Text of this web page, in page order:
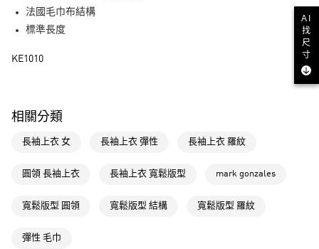
每筆NT$80，滿NT$1,500(含以上)免運費
每筆NT$80，滿NT$1,500(含以上)免運費
萊爾富取貨付款
付款後萊爾富取貨
每筆NT$80，滿NT$1,500(含以上)免運費
法國毛巾布結構
標準長度
KE1010
相關分類
長袖上衣 女 長袖上衣 彈性 長袖上衣 羅紋
圓領 長袖上衣 長袖上衣 寬鬆版型 mark gonzales
寬鬆版型 圓領 寬鬆版型 結構 寬鬆版型 羅紋
彈性 毛巾
AI
找
尺
寸